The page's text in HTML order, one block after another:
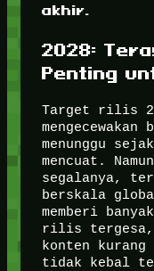
akhir.
2028:
Penting
Target rilis
mengecewakan
menunggu
mencuat.
segalanya,
berskala
memberi
rilis tergesa,
konten kurang
tidak kebal